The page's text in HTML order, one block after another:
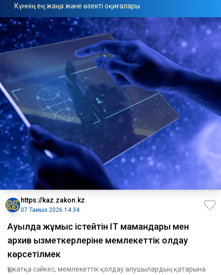
Күннің ең жаңа және өзекті оқиғалары
https://kaz.zakon.kz
07 Тамыз 2026 14:34
Ауылда жұмыс істейтін IT мамандары мен
архив қызметкерлеріне мемлекеттік қолдау
көрсетілмек
Құжатқа сәйкес, мемлекеттік қолдау алушылардың қатарына